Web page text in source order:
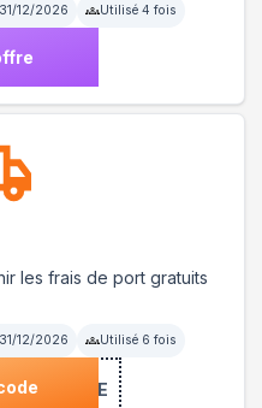
31/12/2026 Utilisé 4 fois
les frais de port gratuits
31/12/2026 Utilisé 6 fois
***E